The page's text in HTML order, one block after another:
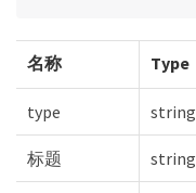
名称 Type
type string
标题 string